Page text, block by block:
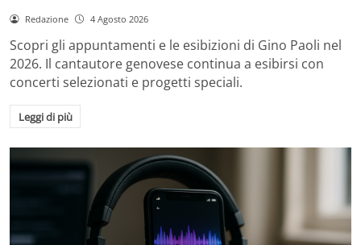
Redazione 4 Agosto 2026
Scopri gli appuntamenti e le esibizioni di Gino Paoli nel
2026. Il cantautore genovese continua a esibirsi con
concerti selezionati e progetti speciali.
Leggi di più